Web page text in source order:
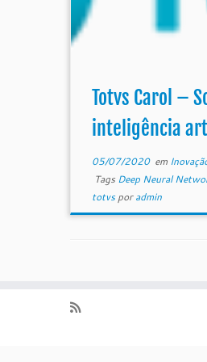
Totvs Carol –
inteligência
05/07/2020em
Tags Deep Neural
totvsporadmin